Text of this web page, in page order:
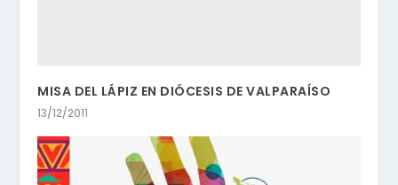
MISA DEL LÁPIZ EN DIÓCESIS DE VALPARAÍSO
13/12/2011